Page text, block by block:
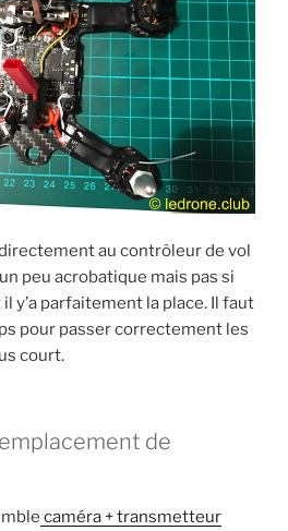
au contrôleur de vol
un peu acrobatique mais pas si
y’a parfaitement la place. Il faut
pour passer correctement les
court.
de
caméra + transmetteur